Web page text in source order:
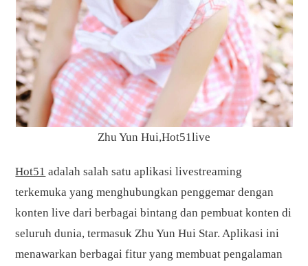
Zhu Yun Hui,Hot51live
Hot51 adalah salah satu aplikasi livestreaming
terkemuka yang menghubungkan penggemar dengan
konten live dari berbagai bintang dan pembuat konten di
seluruh dunia, termasuk Zhu Yun Hui Star. Aplikasi ini
menawarkan berbagai fitur yang membuat pengalaman